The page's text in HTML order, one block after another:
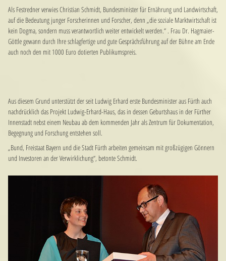
Als Festredner verwies Christian Schmidt, Bundesminister für Ernährung und Landwirtschaft,
auf die Bedeutung junger Forscherinnen und Forscher, denn „die soziale Marktwirtschaft ist
kein Dogma, sondern muss verantwortlich weiter entwickelt werden.“ . Frau Dr. Hagmaier-
Göttle gewann durch Ihre schlagfertige und gute Gesprächsführung auf der Bühne am Ende
auch noch den mit 1000 Euro dotierten Publikumspreis.
Aus diesem Grund unterstützt der seit Ludwig Erhard erste Bundesminister aus Fürth auch
nachdrücklich das Projekt Ludwig-Erhard-Haus, das in dessen Geburtshaus in der Fürther
Innenstadt nebst einem Neubau ab dem kommenden Jahr als Zentrum für Dokumentation,
Begegnung und Forschung entstehen soll.
„Bund, Freistaat Bayern und die Stadt Fürth arbeiten gemeinsam mit großzügigen Gönnern
und Investoren an der Verwirklichung“, betonte Schmidt.